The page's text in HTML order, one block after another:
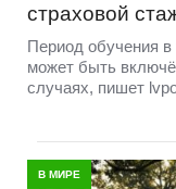
страховой
Период обучения в
может быть
случаях, пишет
В МИРЕ